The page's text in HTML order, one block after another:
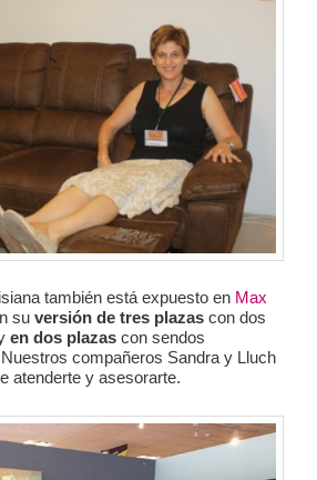
también está expuesto en Max
suversión de tres plazas con dos
en dos plazas con sendos
compañeros Sandra y Lluch
atenderte y asesorarte.